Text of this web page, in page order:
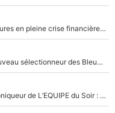
Grégory Lorenzi doit renoncer à cinq signatures en pleine crise financière : L’IA propose sept noms à l’OM pour un mercato réussi... à seulement 5M€ !
«Plus grand, je ferai chauffeur-livreur» : Nouveau sélectionneur des Bleus, Zinédine Zidane s’était imaginé un avenir très différent lorsqu'il était enfant
Johan Micoud en conflit avec un autre chroniqueur de L’EQUIPE du Soir : «Pendant un moment, je ne les ai pas remis ensemble dans l'émission»